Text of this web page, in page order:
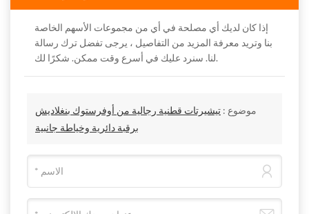
إذا كان لديك أي مصلحة في أي من مجموعات الأسهم الخاصة
بنا وتريد معرفة المزيد من التفاصيل ، يرجى تفضل ترك رسالة
لنا. سنرد عليك في أسرع وقت ممكن. شكرًا لك.
موضوع : تيشيرتات قطنية رجالية من أوفرستوك بنغلاديش
برقبة دائرية وخياطة جانبية